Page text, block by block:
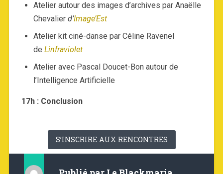
Atelier autour des images d’archives par Anaëlle
Chevalier d’Image’Est
Atelier kit ciné-danse par Céline Ravenel
de Linfraviolet
Atelier avec Pascal Doucet-Bon autour de
l’Intelligence Artificielle
17h : Conclusion
S’INSCRIRE AUX RENCONTRES